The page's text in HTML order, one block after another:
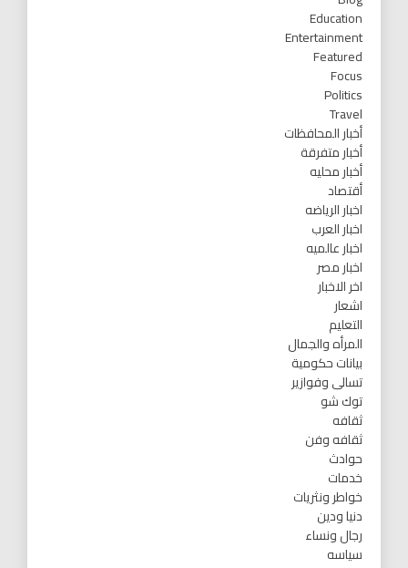
Education
Entertainment
Featured
Focus
Politics
Travel
أخبار المحافظات
أخبار متفرقة
أخبار محليه
أقتصاد
اخبار الرياضه
اخبار العرب
اخبار عالميه
اخبار مصر
اخر الاخبار
اشعار
التعليم
المرأه والجمال
بيانات حكومية
تسالى وفوازير
توك شو
ثقافه
ثقافه وفن
حوادث
خدمات
خواطر ونثريات
دنيا ودين
رجال ونساء
سياسه